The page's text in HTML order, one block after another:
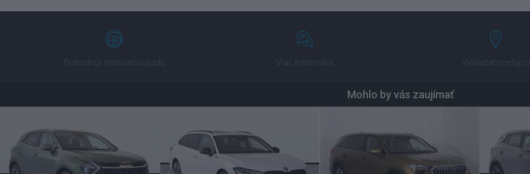
Presadnite do vozidla vyššej triedy ešte dnes. Pripravíme vám financovanie podľa vášho rozpočtu. Porovnáme vám tiež
povinné zmluvné poistenie alebo havarijné poistenie od popredných poisťovní.
prevezmeme všetky právne záruky.
Dohodnúť testovaciu jazdu Viac informácií Vyhľadať predajcu
Mohlo by vás zaujímať